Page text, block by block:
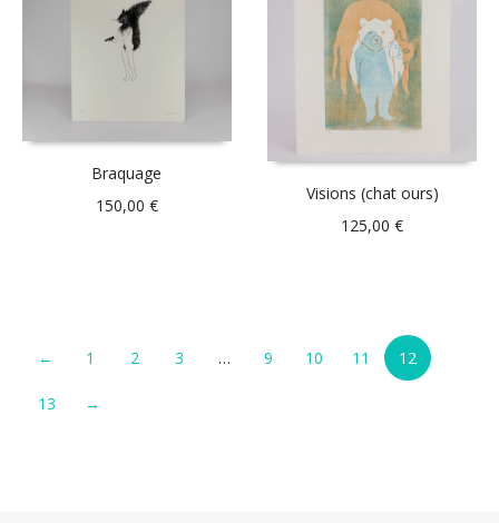
Braquage
150,00 €
Visions (chat ours)
125,00€
← 1 2 3 … 9 10 11 12
13 →